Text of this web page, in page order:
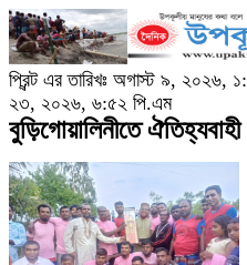
প্রিন্ট এর তারিখঃ অগাস্ট ৯, ২০২৬,
২৩, ২০২৬, ৬:৫২ পি.এম
বুড়িগোয়ালিনীতে